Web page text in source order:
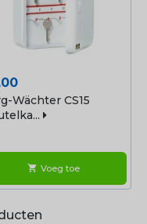
Wächter CS15
shopping_cart Voeg toe